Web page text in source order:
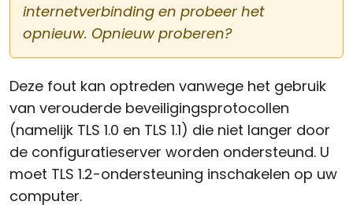
internetverbinding en probeer het
opnieuw. Opnieuw proberen?
Deze fout kan optreden vanwege het gebruik
van verouderde beveiligingsprotocollen
(namelijk TLS 1.0 en TLS 1.1) die niet langer door
de configuratieserver worden ondersteund. U
moet TLS 1.2-ondersteuning inschakelen op uw
computer.